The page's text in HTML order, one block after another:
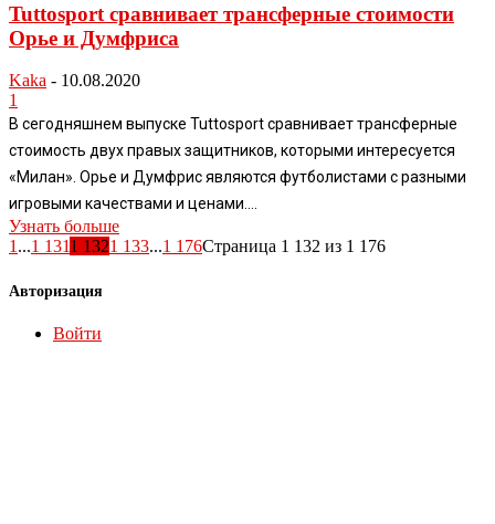
Tuttosport сравнивает трансферные стоимости
Орье и Думфриса
Kaka - 10.08.2020
1
В сегодняшнем выпуске Tuttosport сравнивает трансферные
стоимость двух правых защитников, которыми интересуется
«Милан». Орье и Думфрис являются футболистами с разными
игровыми качествами и ценами....
Узнать больше
1...1 1311 1321 133...1 176Страница 1 132 из 1 176
Авторизация
Войти